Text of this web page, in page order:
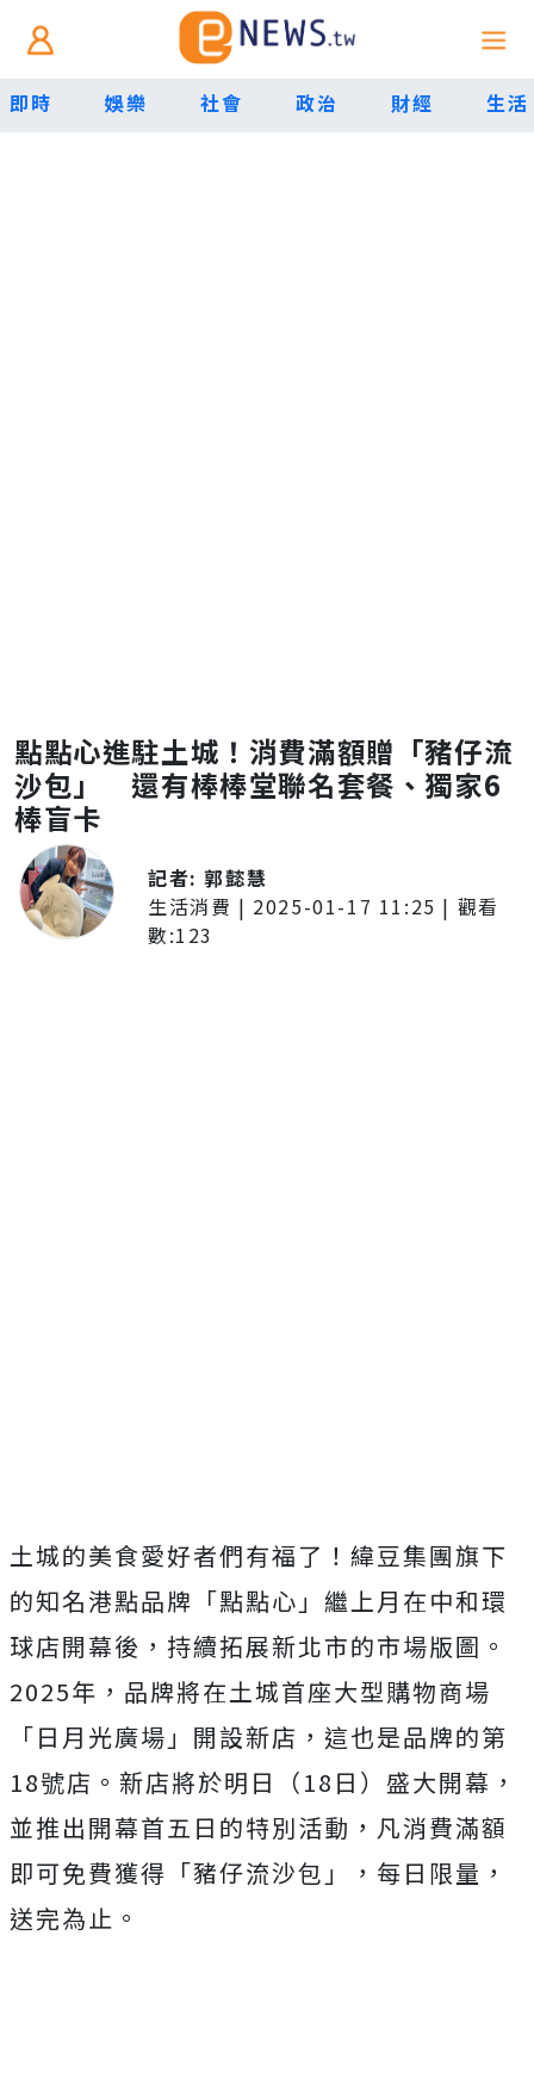
即時 娛樂 社會 政治 財經 生活
點點心進駐土城！消費滿額贈「豬仔流
沙包」 還有棒棒堂聯名套餐、獨家6
棒盲卡
記者:郭懿慧
生活消費 | 2025-01-17 11:25 | 觀看
數:123
土城的美食愛好者們有福了！緯豆集團旗下
的知名港點品牌「點點心」繼上月在中和環
球店開幕後，持續拓展新北市的市場版圖。
2025年，品牌將在土城首座大型購物商場
「日月光廣場」開設新店，這也是品牌的第
18號店。新店將於明日（18日）盛大開幕，
並推出開幕首五日的特別活動，凡消費滿額
即可免費獲得「豬仔流沙包」，每日限量，
送完為止。